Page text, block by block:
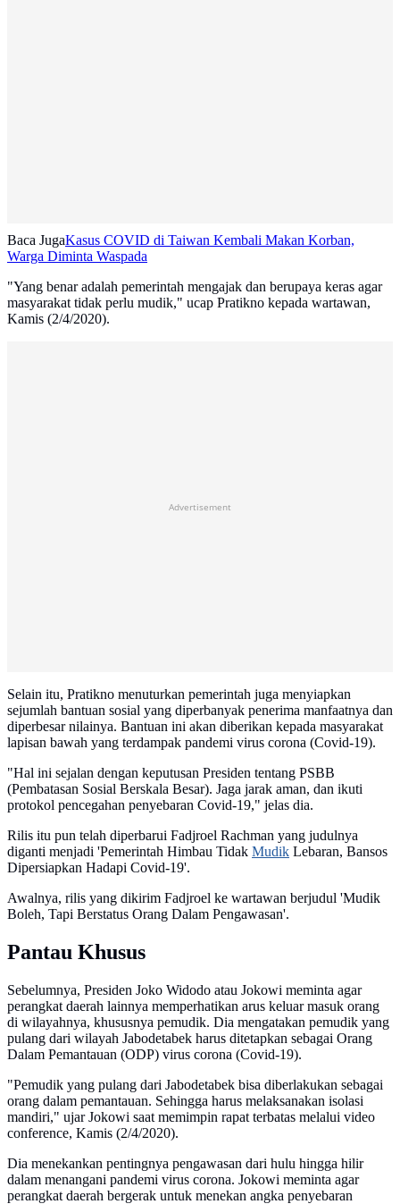
Baca JugaKasus COVID di Taiwan Kembali Makan Korban,
Warga Diminta Waspada
"Yang benar adalah pemerintah mengajak dan berupaya keras agar
masyarakat tidak perlu mudik," ucap Pratikno kepada wartawan,
Kamis (2/4/2020).
Advertisement
Selain itu, Pratikno menuturkan pemerintah juga menyiapkan
sejumlah bantuan sosial yang diperbanyak penerima manfaatnya dan
diperbesar nilainya. Bantuan ini akan diberikan kepada masyarakat
lapisan bawah yang terdampak pandemi virus corona (Covid-19).
"Hal ini sejalan dengan keputusan Presiden tentang PSBB
(Pembatasan Sosial Berskala Besar). Jaga jarak aman, dan ikuti
protokol pencegahan penyebaran Covid-19," jelas dia.
Rilis itu pun telah diperbarui Fadjroel Rachman yang judulnya
diganti menjadi 'Pemerintah Himbau Tidak Mudik Lebaran, Bansos
Dipersiapkan Hadapi Covid-19'.
Awalnya, rilis yang dikirim Fadjroel ke wartawan berjudul 'Mudik
Boleh, Tapi Berstatus Orang Dalam Pengawasan'.
Pantau Khusus
Sebelumnya, Presiden Joko Widodo atau Jokowi meminta agar
perangkat daerah lainnya memperhatikan arus keluar masuk orang
di wilayahnya, khususnya pemudik. Dia mengatakan pemudik yang
pulang dari wilayah Jabodetabek harus ditetapkan sebagai Orang
Dalam Pemantauan (ODP) virus corona (Covid-19).
"Pemudik yang pulang dari Jabodetabek bisa diberlakukan sebagai
orang dalam pemantauan. Sehingga harus melaksanakan isolasi
mandiri," ujar Jokowi saat memimpin rapat terbatas melalui video
conference, Kamis (2/4/2020).
Dia menekankan pentingnya pengawasan dari hulu hingga hilir
dalam menangani pandemi virus corona. Jokowi meminta agar
perangkat daerah bergerak untuk menekan angka penyebaran